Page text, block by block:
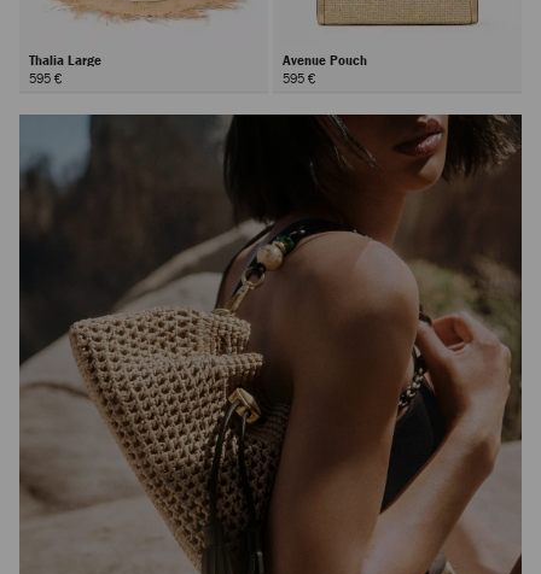
Thalia Large
595 €
Avenue Pouch
595 €